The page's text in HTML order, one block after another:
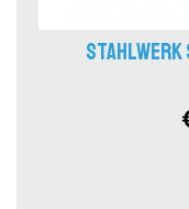
STAHLWERK